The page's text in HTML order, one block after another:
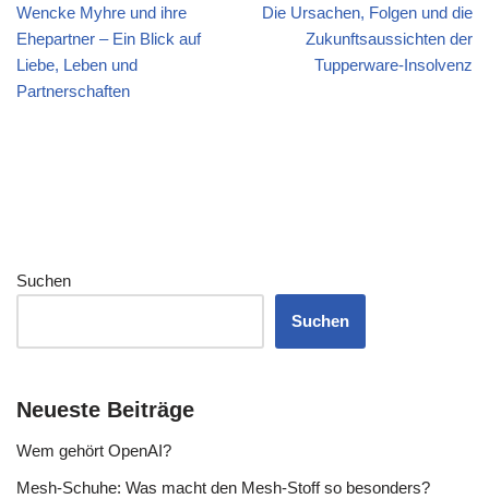
Wencke Myhre und ihre
Ehepartner – Ein Blick auf
Liebe, Leben und
Partnerschaften
Die Ursachen, Folgen und die
Zukunftsaussichten der
Tupperware-Insolvenz
Suchen
Suchen
Neueste Beiträge
Wem gehört OpenAI?
Mesh-Schuhe: Was macht den Mesh-Stoff so besonders?